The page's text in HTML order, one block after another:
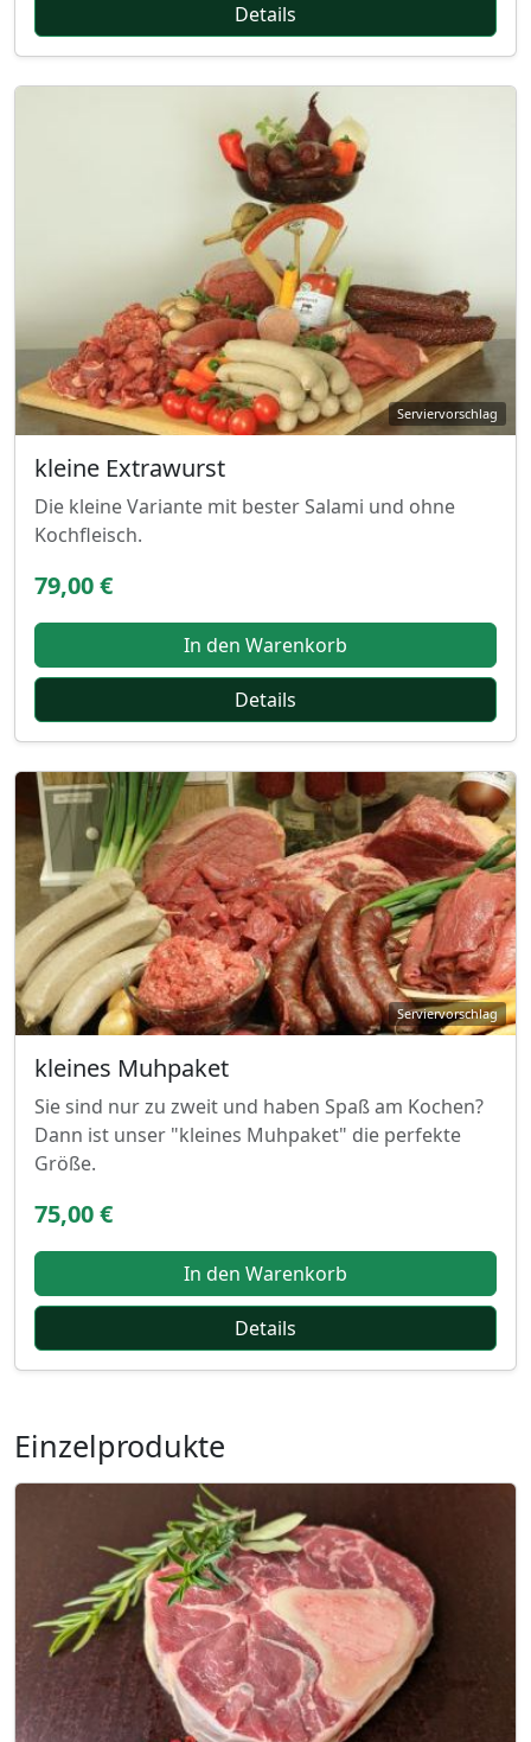
Details
kleine Extrawurst
Die kleine Variante mit bester Salami und ohne
Kochfleisch.
79,00 €
In den Warenkorb
Details
kleines Muhpaket
Sie sind nur zu zweit und haben Spaß am Kochen?
Dann ist unser "kleines Muhpaket" die perfekte
Größe.
75,00 €
In den Warenkorb
Details
Einzelprodukte